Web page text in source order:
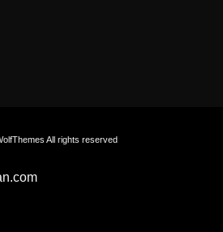
All rights reserved